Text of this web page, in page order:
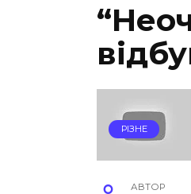
РІЗНЕ
АВТОР